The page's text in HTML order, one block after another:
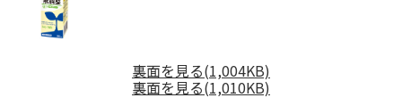
裏面を見る(1,004KB)
裏面を見る(1,010KB)